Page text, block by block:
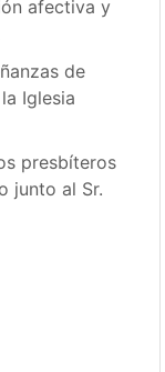
afectiva y
de
Iglesia
presbíteros
junto al Sr.